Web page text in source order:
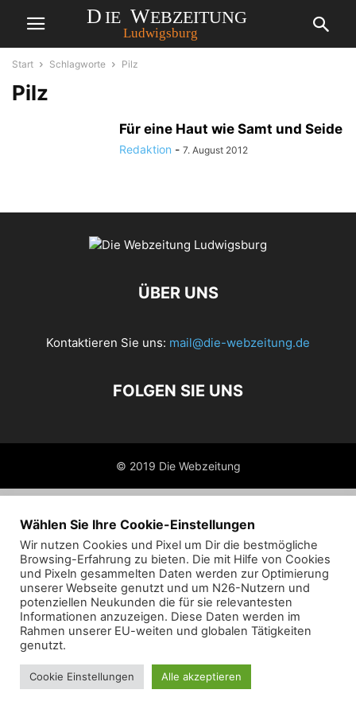
Start Schlagworte Pilz
Pilz
Für eine Haut wie Samt und Seide
Redaktion - 7. August 2012
ÜBER UNS
Kontaktieren Sie uns: mail@die-webzeitung.de
FOLGEN SIE UNS
© 2019 Die Webzeitung
Wählen Sie Ihre Cookie-Einstellungen
Wir nutzen Cookies und Pixel um Dir die bestmögliche
Browsing-Erfahrung zu bieten. Die mit Hilfe von Cookies
und Pixeln gesammelten Daten werden zur Optimierung
unserer Webseite genutzt und um N26-Nutzern und
potenziellen Neukunden die für sie relevantesten
Informationen anzuzeigen. Diese Daten werden im
Rahmen unserer EU-weiten und globalen Tätigkeiten
genutzt.
Cookie Einstellungen Alle akzeptieren